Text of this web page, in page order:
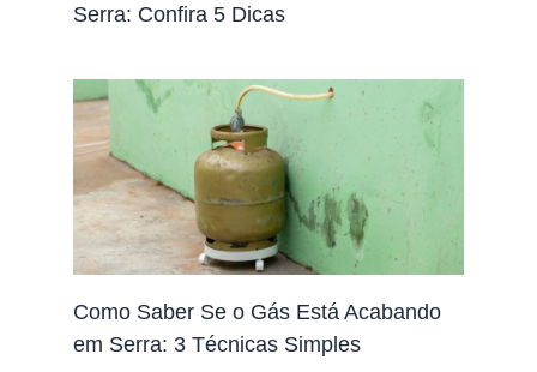
Serra: Confira 5 Dicas
Como Saber Se o Gás Está Acabando
em Serra: 3 Técnicas Simples